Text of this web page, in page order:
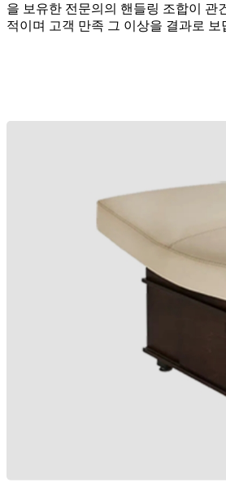
을 보유한 전문의의 핸들링 조합이 관
적이며 고객 만족 그 이상을 결과로 보